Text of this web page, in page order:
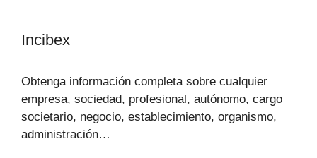
Incibex
Obtenga información completa sobre cualquier
empresa, sociedad, profesional, autónomo, cargo
societario, negocio, establecimiento, organismo,
administración…